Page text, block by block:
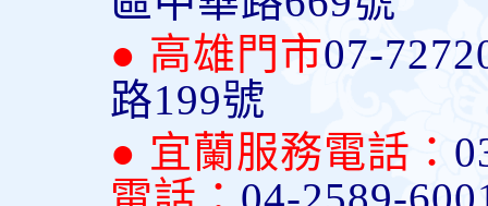
● 高雄門市07-
路199號
● 宜蘭服務電話：